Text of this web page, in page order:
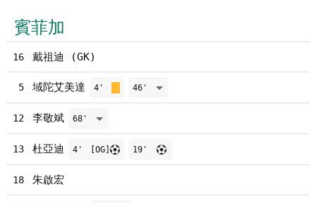
賓菲加
16 戴祖迪 (GK)
5 域陀艾美達 4' 46'
12 李敬斌 68'
13 杜亞迪 4' [OG] 19'
18 朱啟宏